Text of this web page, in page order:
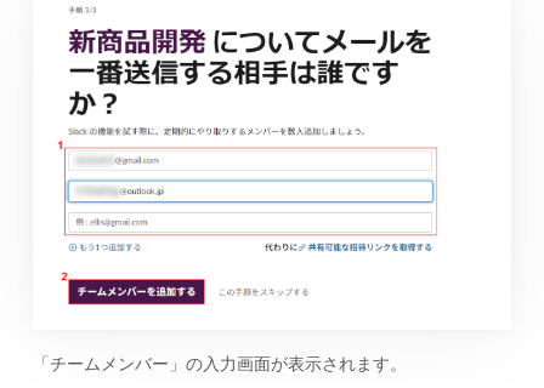
「チームメンバー」の入力画面が表示されます。